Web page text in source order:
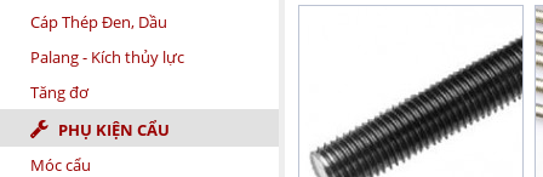
Cáp Thép Đen, Dầu
Palang - Kích thủy lực
Tăng đơ
PHỤ KIỆN CẨU
Móc cẩu